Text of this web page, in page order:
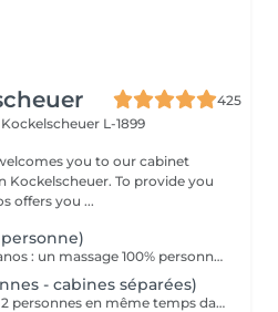
425
Kockelscheuer L-1899
you to our cabinet
Kockelscheuer. To provide you
offers you ...
personne)
Le Massage Sur Mesure Maanos : un massage 100% personnalisé en fonction de vos besoins et de vos envies !
- cabines séparées)
Ce Massage est prévu pour 2 personnes en même temps dans 2 CABINES SÉPARÉES. Les 2 massages seront Sur Mesure, en fonction des envies et des besoins de chacun. -> Pour une cabine Duo voir Limpertsberg, Soleuvre ou Marnach.